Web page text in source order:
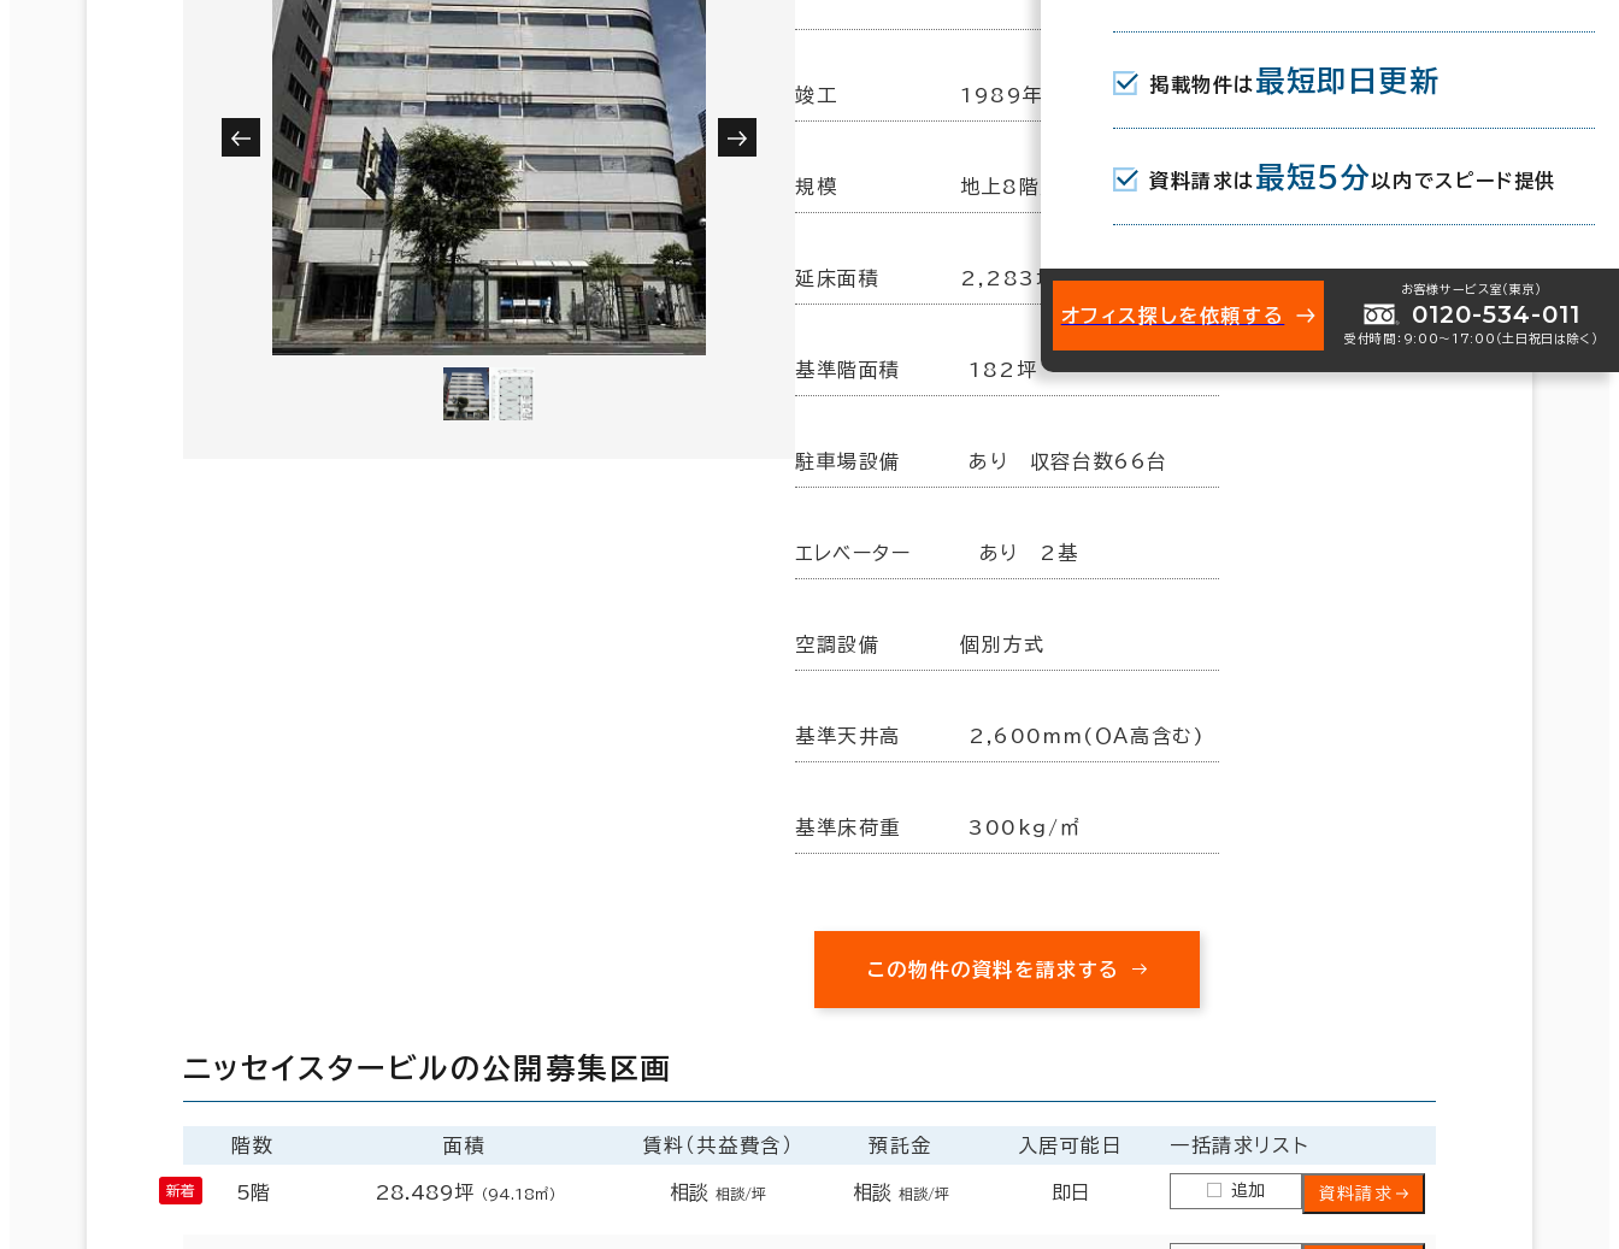
竣工 1989年 5月
規模 地上8階／地下1階建
延床面積 2,283坪
基準階面積 182坪
駐車場設備 あり 収容台数66台
エレベーター あり 2基
空調設備 個別方式
基準天井高 2,600mm(ＯＡ高含む)
基準床荷重 300kg/㎡
この物件の資料を請求する
ニッセイスタービルの公開募集区画
階数 面積 賃料（共益費含） 預託金 入居可能日 一括請求リスト
5階 28.489坪 （94.18㎡） 相談 相談/坪 相談 相談/坪 即日 追加 資料請求
掲載物件は 最短即日更新
資料請求は 最短5分 以内でスピード提供
オフィス探しを依頼する
お客様サービス室（東京）
0120-534-011
受付時間：9:00〜17:00（土日祝日は除く）